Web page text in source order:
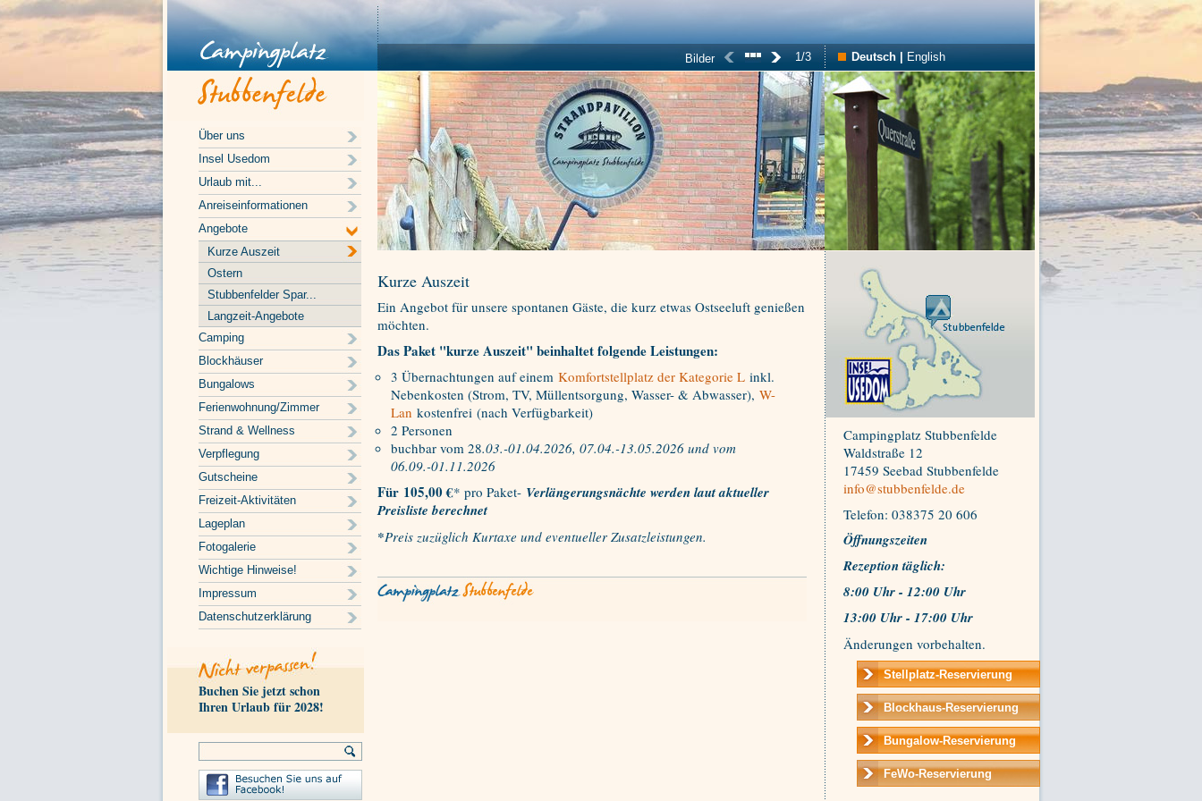
Deutsch English
1/3
Bilder
Über uns
Insel Usedom
Urlaub mit...
Anreiseinformationen
Angebote
Kurze Auszeit
Ostern
Stubbenfelder Spar...
Langzeit-Angebote
Camping
Blockhäuser
Bungalows
Ferienwohnung/Zimmer
Strand & Wellness
Verpflegung
Gutscheine
Freizeit-Aktivitäten
Lageplan
Fotogalerie
Wichtige Hinweise!
Impressum
Datenschutzerklärung
Buchen Sie jetzt schon
Ihren Urlaub für 2028!
Campingplatz Stubbenfelde
Waldstraße 12
17459 Seebad Stubbenfelde
info@stubbenfelde.de
Telefon: 038375 20 606
Öffnungszeiten
Rezeption täglich:
8:00 Uhr - 12:00 Uhr
13:00 Uhr - 17:00 Uhr
Änderungen vorbehalten.
Kurze Auszeit
Ein Angebot für unsere spontanen Gäste, die kurz etwas Ostseeluft genießen
möchten.
Das Paket "kurze Auszeit" beinhaltet folgende Leistungen:
3 Übernachtungen auf einem Komfortstellplatz der Kategorie L inkl.
Nebenkosten (Strom, TV, Müllentsorgung, Wasser- & Abwasser), W-
Lan kostenfrei (nach Verfügbarkeit)
2 Personen
buchbar vom 28.03.-01.04.2026, 07.04.-13.05.2026 und vom
06.09.-01.11.2026
Für 105,00 €* pro Paket- Verlängerungsnächte werden laut aktueller
Preisliste berechnet
*Preis zuzüglich Kurtaxe und eventueller Zusatzleistungen.